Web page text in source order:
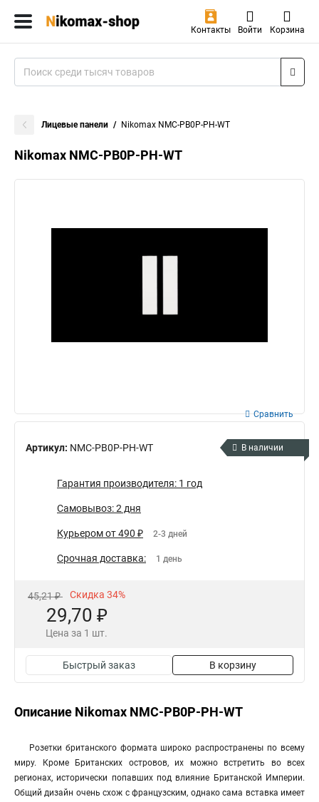
Контакты Войти Корзина
Лицевые панели Nikomax NMC-PB0P-PH-WT
Nikomax NMC-PB0P-PH-WT
Артикул: NMC-PB0P-PH-WT
Сравнить
В наличии
Гарантия производителя: 1 год
Самовывоз: 2 дня
Курьером от 490 ₽ 2-3 дней
Срочная доставка: 1 день
45,21 ₽ Скидка 34%
29,70 ₽
Цена за 1 шт.
Быстрый заказ В корзину
Описание Nikomax NMC-PB0P-PH-WT
Розетки британского формата широко распространены по всему
миру. Кроме Британских островов, их можно встретить во всех
регионах, исторически попавших под влияние Британской Империи.
Общий дизайн очень схож с французским, однако сама вставка имеет